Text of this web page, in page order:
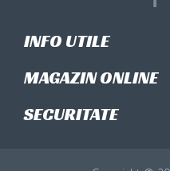
INFO UTILE
MAGAZIN ONLINE
SECURITATE